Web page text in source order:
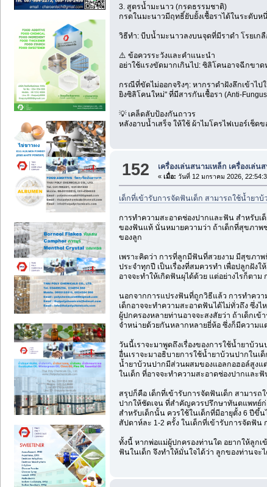
3. สูตรน้ำมะนาว (กรดธรรมชาติ)
กรดในมะนาวมีฤทธิ์ยับยั้งเชื้อราได้ในระดับห
วิธีทำ: บีบน้ำมะนาวลงบนจุดที่มีราดำ โรยเก
⚠️ ข้อควรระวังและคำแนะนำ
อย่าใช้แรงขัดมากเกินไป: ซิลิโคนอาจฉีกขา
กรณีที่ขัดไม่ออกจริงๆ: หากราดำฝังลึกเข้าไ
ยิงซิลิโคนใหม่" ที่มีสารกันเชื้อรา (Anti-
💡 เคล็ดลับป้องกันถาวร
หลังอาบน้ำเสร็จ ให้ใช้ ผ้าไมโครไฟเบอร์เช็
152 เครื่องเล่นสนามเหล็ก เครื่องเล่
«เมื่อ: วันที่ 12 มกราคม 2026,
เด็กที่เข้ารับการจัดฟันเด็ก สามารถใช้น้ำยาบ้
การทำความสะอาดช่องปากและฟัน สำหรับ
ของฟันแท้ นั่นหมายความว่า ถ้าเด็กที่สุขภา
ของลูก
เพราะคิดว่า การที่ลูกมีฟันที่สวยงาม มีสุขภ
ประจำทุกปี เป็นเรื่องที่สมควรทำ เพื่อปลูกฝั
อาจจะทำให้เกิดฟันผุได้ด้วย แต่อย่างไรก็ต
นอกจากการแปรงฟันที่ถูกวิธีแล้ว การทำควา
เด็กอาจจะทำความสะอาดฟันได้ไม่ทั่วถึง ซึ่
ผู้ปกครองหลายท่านอาจจะสงสัยว่า ถ้าเด็กเ
จำหน่ายด้วยกันหลากหลายยี่ห้อ ซึ่งก็มีความแ
วันนี้เราจะมาพูดถึงเรื่องของการใช้น้ำยาบ้ว
อื่นเราจะมาอธิบายการใช้น้ำยาบ้วนปากในเ
น้ำยาบ้วนปากมีส่วนผสมของแอลกอฮอล์สูงแ
ในเด็ก ที่อาจจะทำความสะอาดช่องปากและฟั
สรุปก็คือ เด็กที่เข้ารับการจัดฟันเด็ก สามาร
ปากให้ชัดเจน ที่สำคัญควรปรึกษาทันตแพทย์
สำหรับเด็กนั้น ควรใช้ในเด็กที่มีอายุตั้ง 6 ปีขึ้
สัปดาห์ละ 1-2 ครั้ง ในเด็กที่เข้ารับการจัดฟั
ทั้งนี้ หากพ่อแม่ผู้ปกครองท่านใด อยากให้ลูก
ฟันในเด็ก จึงทำให้มั่นใจได้ว่า ลูกของท่านจ